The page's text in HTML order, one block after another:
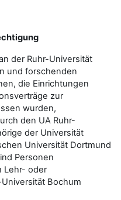
der Ruhr-Universität
und forschenden
die Einrichtungen
zur
wurden,
den UA Ruhr-
der Universität
Universität Dortmund
Personen
Lehr- oder
Bochum